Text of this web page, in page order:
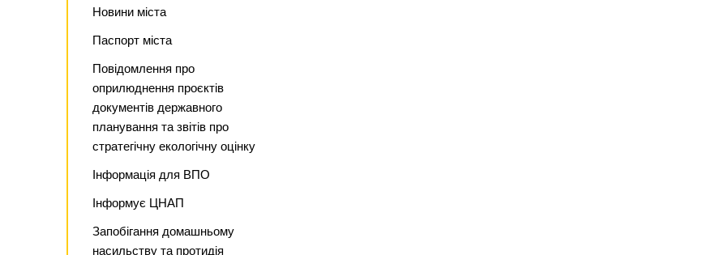
Новини міста
Паспорт міста
Повідомлення про
оприлюднення проєктів
документів державного
планування та звітів про
стратегічну екологічну оцінку
Інформація для ВПО
Інформує ЦНАП
Запобігання домашньому
насильству та протидія